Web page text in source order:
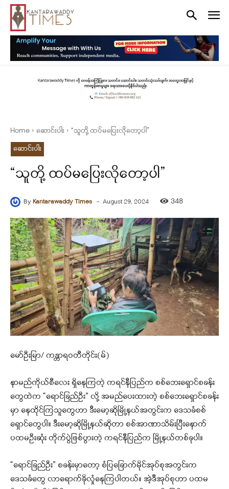
Home ဆောင်းပါး
“သူတို့ ထပ်မပြေးလိုတော့ပါ”
ဆောင်းပါး
“သူတို့ ထပ်မပြေးလိုတော့ပါ”
ByKantarawaddy Times - August 29, 2024 348
မော်ဦးမြာ/ ကန္တာရဝတီတိုင်း(မ်)
နာမည်ကိုယ်စီလေး ရှိနေကြတဲ့ ကရင်နီပြည်က စစ်ဘေးရှောင်စခန်း
တွေထဲက “ရောင်ခြည်ဦး” လို့ အမည်ပေးထားတဲ့ စစ်ဘေးရှောင်စခန်း
မှာ နေထိုင်ကြသူတွေဟာ ဒီးမော့ဆိုမြို့နယ်အတွင်းက ဒေသခံစစ်
ရှောင်တွေပါ။ ဒီးမော့ဆိုမြို့နယ်ဆိုတာ စစ်အာဏာသိမ်းပြီးနောက်
ပထမဦးဆုံး တိုက်ပွဲဖြစ်ပွားတဲ့ ကရင်နီပြည်က မြို့နယ်တစ်ခုပါ။
“ရောင်ခြည်ဦး” စခန်းမှာတော့ စံပြခြောက်မိုင်အုပ်စုအတွင်းက
ဒေသခံတွေ လာရောက်ခိုလှုံနေကြပါတယ်။ အဲ့ဒီအုပ်စုဟာ ပထမ